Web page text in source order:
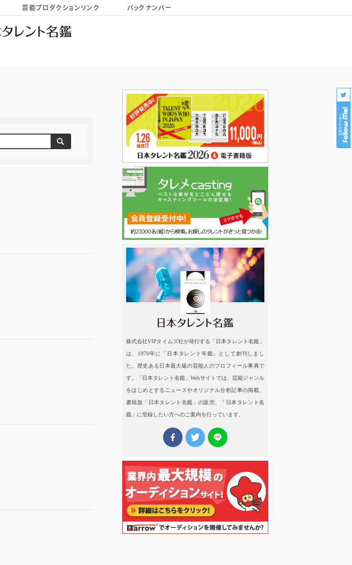
HOME お問い合わせ 会社概要 個人情報保護
芸能プロダクションリンク バックナンバー
日本タレント名鑑
株式会社VIPタイムズ社が発行する「日本タレント名鑑」
は、1970年に「日本タレント年鑑」として創刊しまし
た。歴史ある日本最大級の芸能人のプロフィール事典で
す。「日本タレント名鑑」Webサイトでは、芸能ジャンル
をはじめとするニュースやオリジナル分析記事の掲載、
書籍版「日本タレント名鑑」の販売、「日本タレント名
鑑」に登録したい方へのご案内を行っています。